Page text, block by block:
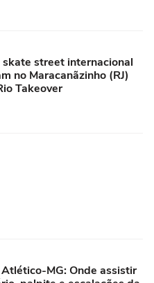
street internacional
no Maracanãzinho (RJ)
Takeover
MG: Onde assistir